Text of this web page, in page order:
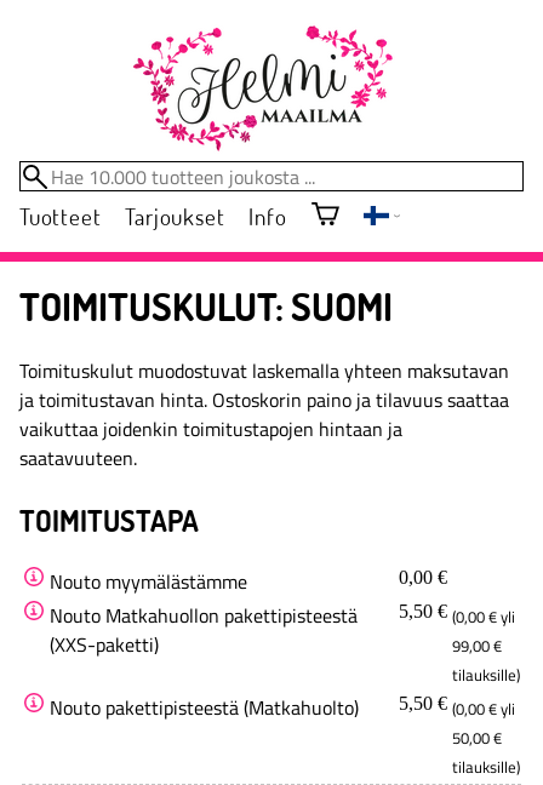
Tuotteet Tarjoukset Info
TOIMITUSKULUT: SUOMI
Toimituskulut muodostuvat laskemalla yhteen maksutavan
ja toimitustavan hinta. Ostoskorin paino ja tilavuus saattaa
vaikuttaa joidenkin toimitustapojen hintaan ja
saatavuuteen.
TOIMITUSTAPA
Nouto myymälästämme 0,00 €
Nouto Matkahuollon pakettipisteestä
(XXS-paketti)
5,50 € (0,00 € yli
99,00 €
tilauksille)
Nouto pakettipisteestä (Matkahuolto) 5,50 € (0,00 € yli
50,00 €
tilauksille)